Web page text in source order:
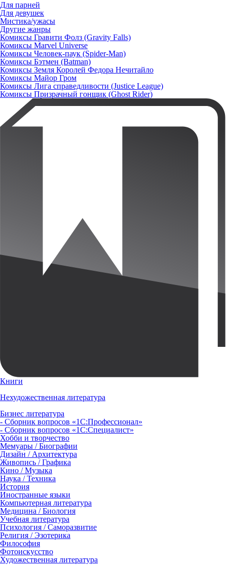
Для парней
Для девушек
Мистика/ужасы
Другие жанры
Комиксы Гравити Фолз (Gravity Falls)
Комиксы Marvel Universe
Комиксы Человек-паук (Spider-Man)
Комиксы Бэтмен (Batman)
Комиксы Земля Королей Федора Нечитайло
Комиксы Майор Гром
Комиксы Лига справедливости (Justice League)
Комиксы Призрачный гонщик (Ghost Rider)
Книги
Нехудожественная литература
Бизнес литература
- Сборник вопросов «1С:Профессионал»
- Сборник вопросов «1С:Специалист»
Хобби и творчество
Мемуары / Биографии
Дизайн / Архитектура
Живопись / Графика
Кино / Музыка
Наука / Техника
История
Иностранные языки
Компьютерная литература
Медицина / Биология
Учебная литература
Психология / Саморазвитие
Религия / Эзотерика
Философия
Фотоискусство
Художественная литература